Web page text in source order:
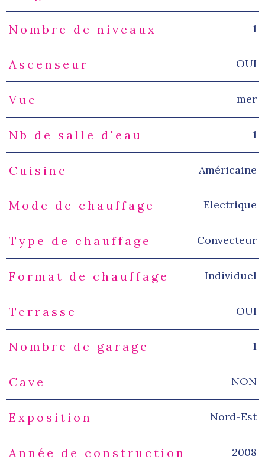
Nombre de niveaux 1
Ascenseur OUI
Vue mer
Nb de salle d'eau 1
Cuisine Américaine
Mode de chauffage Electrique
Type de chauffage Convecteur
Format de chauffage Individuel
Terrasse OUI
Nombre de garage 1
Cave NON
Exposition Nord-Est
Année de construction 2008